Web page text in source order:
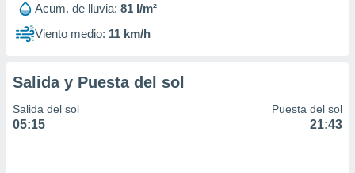
Acum. de lluvia: 81 l/m²
Viento medio: 11 km/h
Salida y Puesta del sol
Salida del sol
05:15
Puesta del sol
21:43